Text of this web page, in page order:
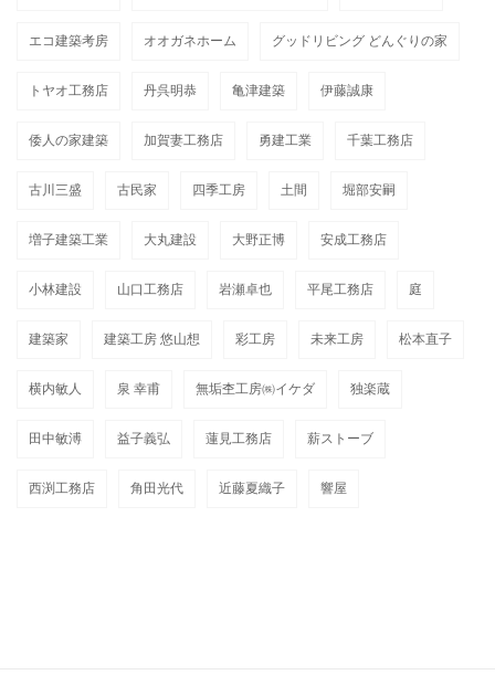
エコ建築考房 オオガネホーム グッドリビング どんぐりの家
トヤオ工務店 丹呉明恭 亀津建築 伊藤誠康
倭人の家建築 加賀妻工務店 勇建工業 千葉工務店
古川三盛 古民家 四季工房 土間 堀部安嗣
増子建築工業 大丸建設 大野正博 安成工務店
小林建設 山口工務店 岩瀬卓也 平尾工務店 庭
建築家 建築工房 悠山想 彩工房 未来工房 松本直子
横内敏人 泉 幸甫 無垢杢工房㈱イケダ 独楽蔵
田中敏溥 益子義弘 蓮見工務店 薪ストーブ
西渕工務店 角田光代 近藤夏織子 響屋